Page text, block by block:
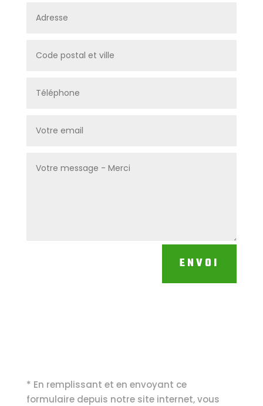
ENVOI
* En remplissant et en envoyant ce
formulaire depuis notre site internet, vous